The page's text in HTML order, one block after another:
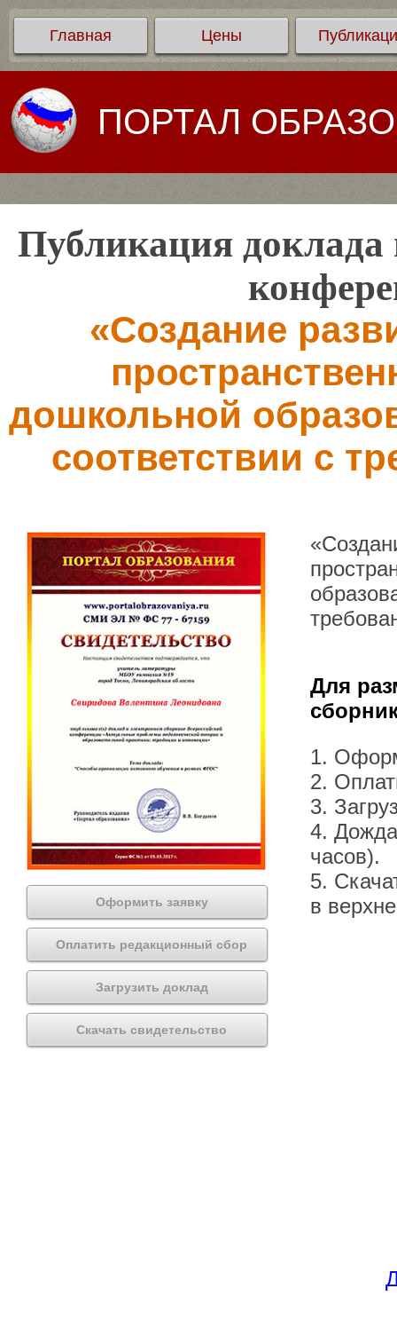
Главная Цены
ПОРТАЛ
Публикация доклада
«Создание
дошкольной
соответствии с
Оформить заявку
Оплатить редакционный сбор
Загрузить доклад
Скачать свидетельство
Для
1.
2.
3.
4.
часов).
5.
в